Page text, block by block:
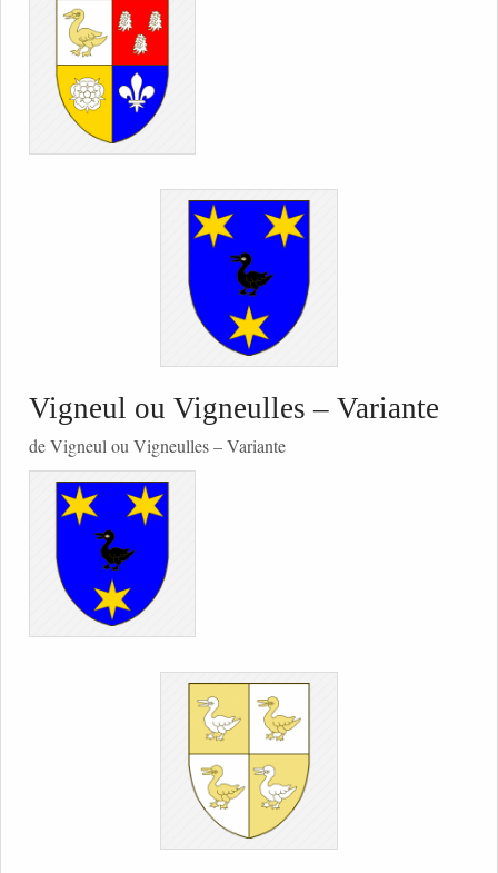
Vigneul ou Vigneulles – Variante
de Vigneul ou Vigneulles – Variante